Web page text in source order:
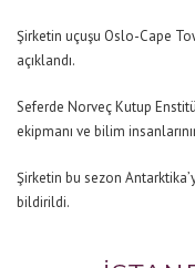
Şirketin uçuşu Oslo-Cape
açıklandı.
Seferde Norveç Kutup
ekipmanı ve bilim
Şirketin bu sezon
bildirildi.